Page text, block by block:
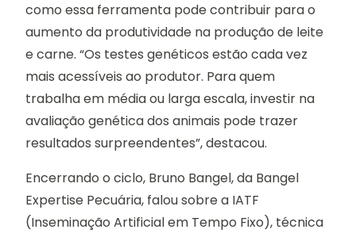
como essa ferramenta pode contribuir para o
aumento da produtividade na produção de leite
e carne. “Os testes genéticos estão cada vez
mais acessíveis ao produtor. Para quem
trabalha em média ou larga escala, investir na
avaliação genética dos animais pode trazer
resultados surpreendentes”, destacou.
Encerrando o ciclo, Bruno Bangel, da Bangel
Expertise Pecuária, falou sobre a IATF
(Inseminação Artificial em Tempo Fixo), técnica